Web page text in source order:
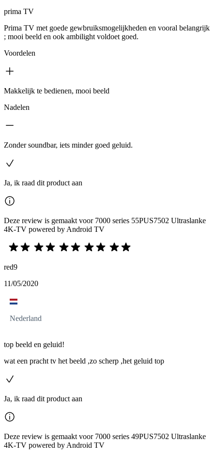
prima TV
Prima TV met goede gewbruiksmogelijkheden en vooral belangrijk
; mooi beeld en ook ambilight voldoet goed.
Voordelen
Makkelijk te bedienen, mooi beeld
Nadelen
Zonder soundbar, iets minder goed geluid.
Ja, ik raad dit product aan
Deze review is gemaakt voor 7000 series 55PUS7502 Ultraslanke
4K-TV powered by Android TV
red9
11/05/2020
Nederland
top beeld en geluid!
wat een pracht tv het beeld ,zo scherp ,het geluid top
Ja, ik raad dit product aan
Deze review is gemaakt voor 7000 series 49PUS7502 Ultraslanke
4K-TV powered by Android TV